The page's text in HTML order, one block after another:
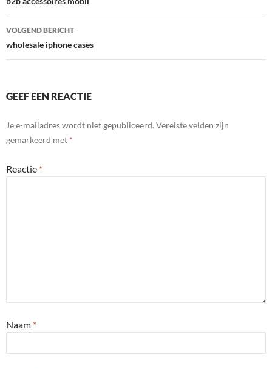
VOLGEND BERICHT
wholesale iphone cases
GEEF EEN REACTIE
Je e-mailadres wordt niet gepubliceerd. Vereiste velden zijn
gemarkeerd met *
Reactie *
Naam *